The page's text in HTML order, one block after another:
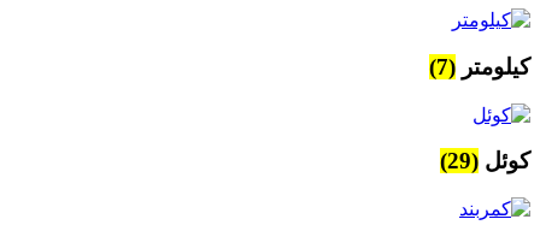
کیلومتر (7)
کوئل (29)